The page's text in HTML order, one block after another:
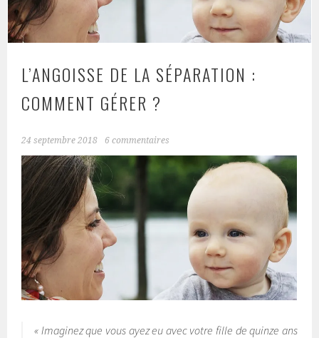
L’ANGOISSE DE LA SÉPARATION :
COMMENT GÉRER ?
24 septembre 2018 6 commentaires
« Imaginez que vous ayez eu avec votre fille de quinze ans